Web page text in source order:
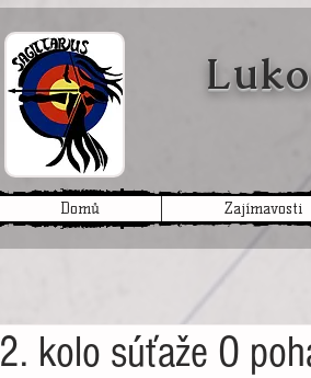
Domů Zajímavosti
2. kolo súťaže O